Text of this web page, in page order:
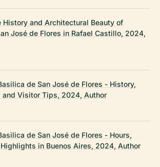
History and Architectural Beauty of
José de Flores in Rafael Castillo, 2024,
de San José de Flores - History,
and Visitor Tips, 2024, Author
de San José de Flores - Hours,
in Buenos Aires, 2024, Author